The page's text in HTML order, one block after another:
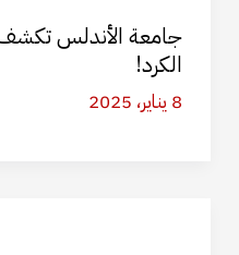
جامعة الأندلس
الكرد!
8 يناير، 2025